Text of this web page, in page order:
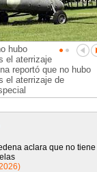
hubo
el aterrizaje
reportó que no hubo
el aterrizaje de
aclara que no tiene